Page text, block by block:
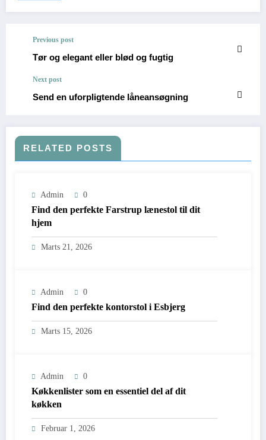
Previous post
Tør og elegant eller blød og fugtig
Next post
Send en uforpligtende låneansøgning
RELATED POSTS
Admin 0
Find den perfekte Farstrup lænestol til dit
hjem
Marts 21, 2026
Admin 0
Find den perfekte kontorstol i Esbjerg
Marts 15, 2026
Admin 0
Køkkenlister som en essentiel del af dit
køkken
Februar 1, 2026